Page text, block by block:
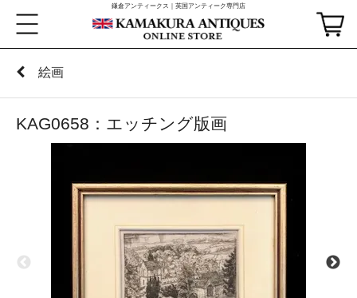
鎌倉アンティークス｜英国アンティーク専門店
絵画
KAG0658：エッチング版画